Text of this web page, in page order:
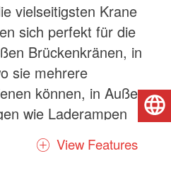
vielseitigsten Krane
sich perfekt für die
Brückenkränen, in
sie mehrere
können, in Außen-
wie Laderampen
und Montagebetrieben,
überlappt
View Features
Deutsch